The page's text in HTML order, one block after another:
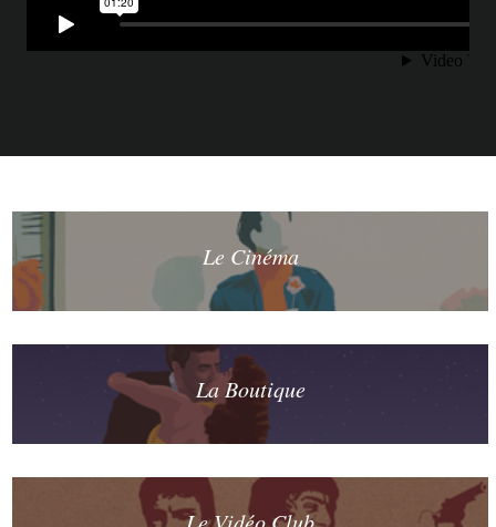
Le Cinéma
La Boutique